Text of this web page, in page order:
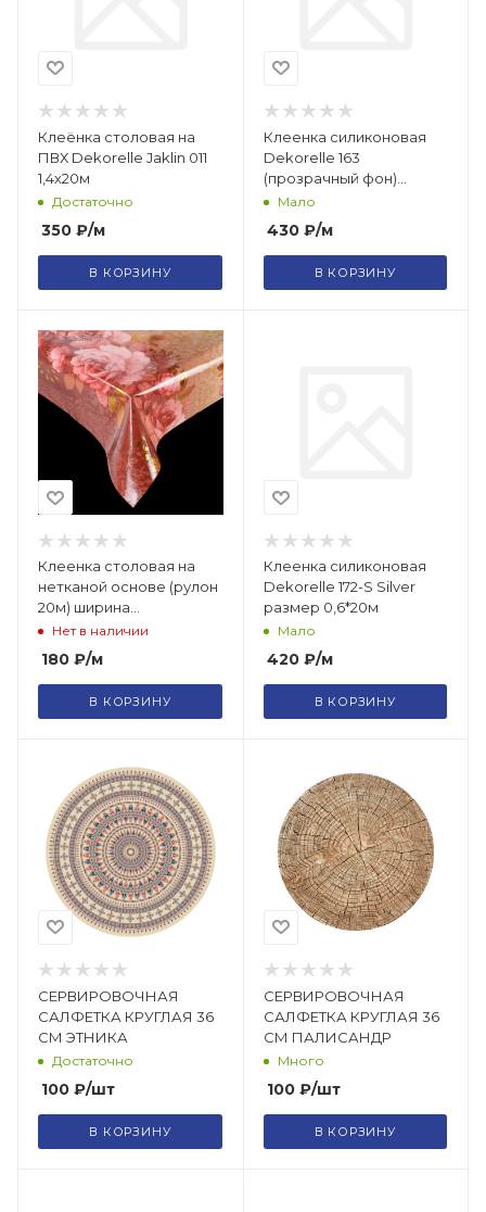
Клеёнка столовая на
ПВХ Dekorelle Jaklin 011
1,4х20м
Достаточно
350 ₽/м
В КОРЗИНУ
Клеенка силиконовая
Dekorelle 163
(прозрачный фон)
размер 0,8*20м/55607
Мало
430₽/м
В КОРЗИНУ
Клеенка столовая на
нетканой основе (рулон
20м) ширина
137см/1848064
Нет в наличии
180 ₽/м
В КОРЗИНУ
Клеенка силиконовая
Dekorelle 172-S Silver
размер 0,6*20м
Мало
420₽/м
В КОРЗИНУ
СЕРВИРОВОЧНАЯ
САЛФЕТКА КРУГЛАЯ 36
СМ ЭТНИКА
Достаточно
100 ₽/шт
В КОРЗИНУ
СЕРВИРОВОЧНАЯ
САЛФЕТКА КРУГЛАЯ 36
СМ ПАЛИСАНДР
Много
100₽/шт
В КОРЗИНУ